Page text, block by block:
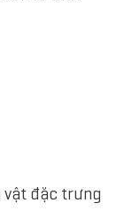
vật đặc trưng